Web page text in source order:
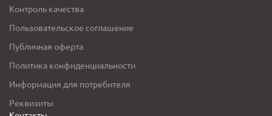
Контроль качества
Пользовательское соглашение
Публичная оферта
Политика конфиденциальности
Информация для потребителя
Реквизиты